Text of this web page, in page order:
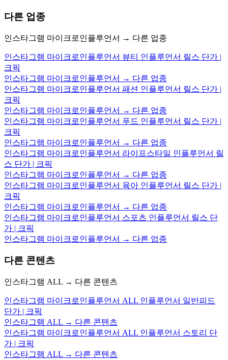
다른 업종
인스타그램 마이크로인플루언서 → 다른 업종
인스타그램 마이크로인플루언서 뷰티 인플루언서 릴스 단가 |
크픽
인스타그램 마이크로인플루언서 → 다른 업종
인스타그램 마이크로인플루언서 패션 인플루언서 릴스 단가 |
크픽
인스타그램 마이크로인플루언서 → 다른 업종
인스타그램 마이크로인플루언서 푸드 인플루언서 릴스 단가 |
크픽
인스타그램 마이크로인플루언서 → 다른 업종
인스타그램 마이크로인플루언서 라이프스타일 인플루언서 릴
스 단가 | 크픽
인스타그램 마이크로인플루언서 → 다른 업종
인스타그램 마이크로인플루언서 육아 인플루언서 릴스 단가 |
크픽
인스타그램 마이크로인플루언서 → 다른 업종
인스타그램 마이크로인플루언서 스포츠 인플루언서 릴스 단
가 | 크픽
인스타그램 마이크로인플루언서 → 다른 업종
다른 콘텐츠
인스타그램 ALL → 다른 콘텐츠
인스타그램 마이크로인플루언서 ALL 인플루언서 일반피드
단가 | 크픽
인스타그램 ALL → 다른 콘텐츠
인스타그램 마이크로인플루언서 ALL 인플루언서 스토리 단
가 | 크픽
인스타그램 ALL → 다른 콘텐츠